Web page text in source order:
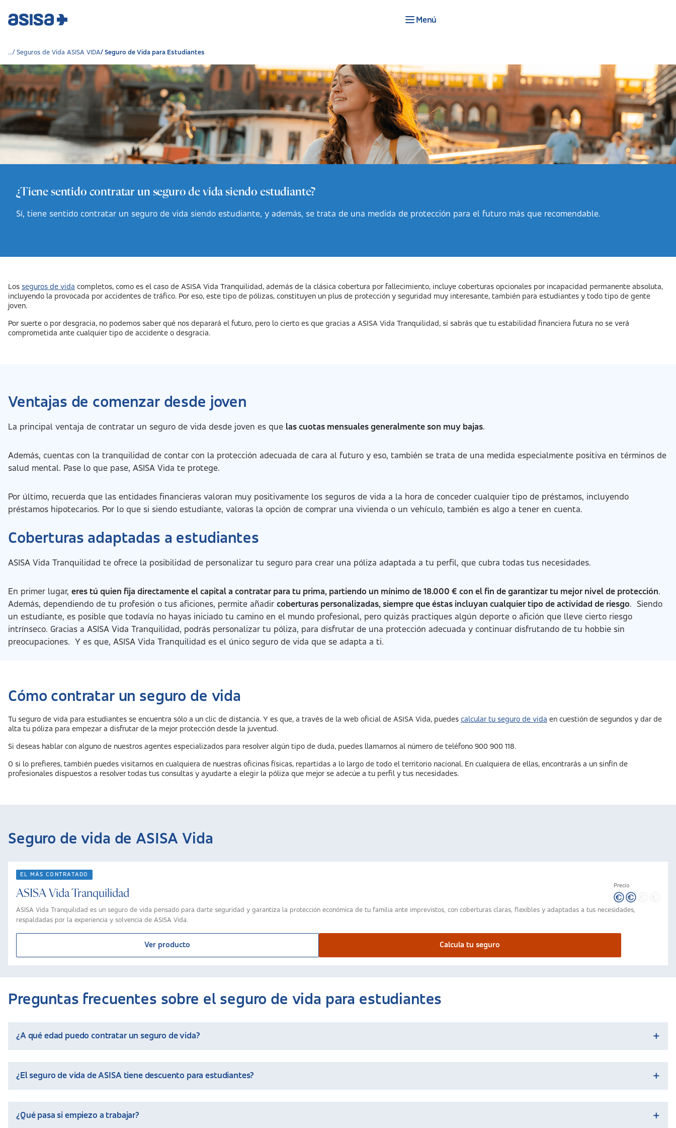
Menú
Seguros de Vida ASISA VIDA Seguro de Vida para Estudiantes
¿Tiene sentido contratar un seguro de vida siendo estudiante?
Sí, tiene sentido contratar un seguro de vida siendo estudiante, y además, se trata de una medida de protección para el futuro más que recomendable.
Los seguros de vida completos, como es el caso de ASISA Vida Tranquilidad, además de la clásica cobertura por fallecimiento, incluye coberturas opcionales por incapacidad permanente absoluta,
incluyendo la provocada por accidentes de tráfico. Por eso, este tipo de pólizas, constituyen un plus de protección y seguridad muy interesante, también para estudiantes y todo tipo de gente
joven.
Por suerte o por desgracia, no podemos saber qué nos deparará el futuro, pero lo cierto es que gracias a ASISA Vida Tranquilidad, sí sabrás que tu estabilidad financiera futura no se verá
comprometida ante cualquier tipo de accidente o desgracia.
Ventajas de comenzar desde joven
La principal ventaja de contratar un seguro de vida desde joven es que las cuotas mensuales generalmente son muy bajas.
Además, cuentas con la tranquilidad de contar con la protección adecuada de cara al futuro y eso, también se trata de una medida especialmente positiva en términos de
salud mental. Pase lo que pase, ASISA Vida te protege.
Por último, recuerda que las entidades financieras valoran muy positivamente los seguros de vida a la hora de conceder cualquier tipo de préstamos, incluyendo
préstamos hipotecarios. Por lo que si siendo estudiante, valoras la opción de comprar una vivienda o un vehículo, también es algo a tener en cuenta.
Coberturas adaptadas a estudiantes
ASISA Vida Tranquilidad te ofrece la posibilidad de personalizar tu seguro para crear una póliza adaptada a tu perfil, que cubra todas tus necesidades.
En primer lugar, eres tú quien fija directamente el capital a contratar para tu prima, partiendo un mínimo de 18.000 € con el fin de garantizar tu mejor nivel de protección.
Además, dependiendo de tu profesión o tus aficiones, permite añadir coberturas personalizadas, siempre que éstas incluyan cualquier tipo de actividad de riesgo. Siendo
un estudiante, es posible que todavía no hayas iniciado tu camino en el mundo profesional, pero quizás practiques algún deporte o afición que lleve cierto riesgo
intrínseco. Gracias a ASISA Vida Tranquilidad, podrás personalizar tu póliza, para disfrutar de una protección adecuada y continuar disfrutando de tu hobbie sin
preocupaciones. Y es que, ASISA Vida Tranquilidad es el único seguro de vida que se adapta a ti.
Cómo contratar un seguro de vida
Tu seguro de vida para estudiantes se encuentra sólo a un clic de distancia. Y es que, a través de la web oficial de ASISA Vida, puedes calcular tu seguro de vida en cuestión de segundos y dar de
alta tu póliza para empezar a disfrutar de la mejor protección desde la juventud.
Si deseas hablar con alguno de nuestros agentes especializados para resolver algún tipo de duda, puedes llamarnos al número de teléfono 900 900 118.
O si lo prefieres, también puedes visitarnos en cualquiera de nuestras oficinas físicas, repartidas a lo largo de todo el territorio nacional. En cualquiera de ellas, encontrarás a un sinfín de
profesionales dispuestos a resolver todas tus consultas y ayudarte a elegir la póliza que mejor se adecúe a tu perfil y tus necesidades.
Seguro de vida de ASISA Vida
EL MÁS CONTRATADO
ASISA Vida Tranquilidad
Precio
ASISA Vida Tranquilidad es un seguro de vida pensado para darte seguridad y garantiza la protección económica de tu familia ante imprevistos, con coberturas claras, flexibles y adaptadas a tus necesidades,
respaldadas por la experiencia y solvencia de ASISA Vida.
Ver producto Calcula tu seguro
Preguntas frecuentes sobre el seguro de vida para estudiantes
¿A qué edad puedo contratar un seguro de vida?
La edad mínima para contratar cualquiera de los seguros de vida de ASISA Vida es 18 años. Esta edad concuerda en la mayoría de los casos, con el inicio de la época universitaria o los
primeros años de carrera profesional, una época sensacional para comenzar a apostar por la protección personal y familiar de cara al futuro. Además, es importante recordar que en edades tan
tempranas, los seguros de vida suelen conllevar una cuota mensual muy baja.
¿El seguro de vida de ASISA tiene descuento para estudiantes?
Las pólizas de vida de ASISA Vida no presentan un descuento especial exclusivo para estudiantes.
edad temprana, la cuota mensual suele ser muy baja, especialmente si tenemos en cuenta el nivel de protección que ofrece.
¿Qué pasa si empiezo a trabajar?